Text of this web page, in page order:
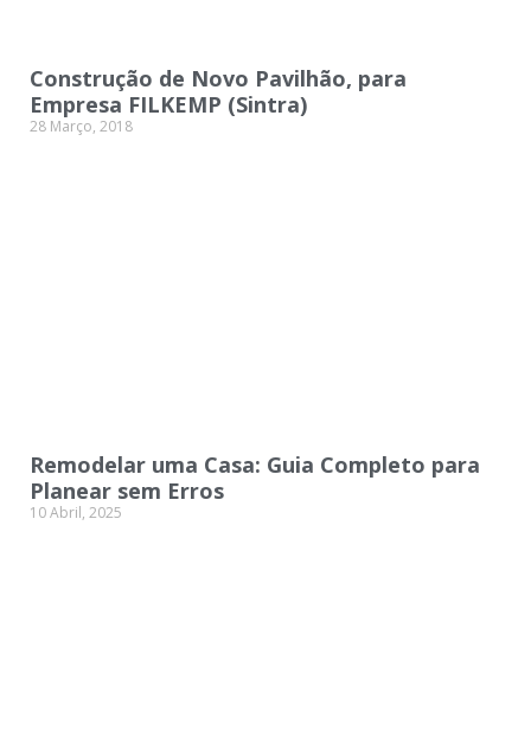
Construção de Novo Pavilhão, para
Empresa FILKEMP (Sintra)
28 Março, 2018
Remodelar uma Casa: Guia Completo para
Planear sem Erros
10 Abril, 2025